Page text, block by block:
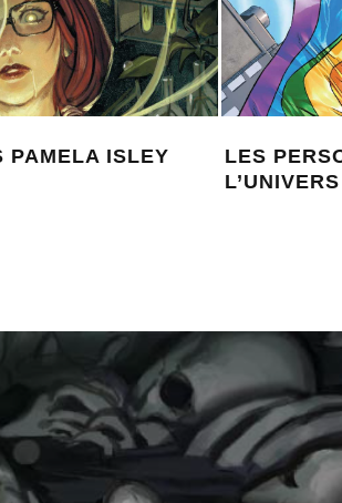
PAMELA ISLEY
LES